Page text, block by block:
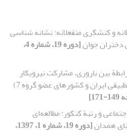
و کنشگری منفعلانه: نشانه شناسی
جوان
[دوره 19، شماره 4،
بررسی رابطة بین باروری، مشارکت نیروی‎کار
ایران و کشورهای عضو گروه 7)
و رتبة کنکور: مطالعه‌ای
همدان
[دوره 19، شماره 1، 1397،